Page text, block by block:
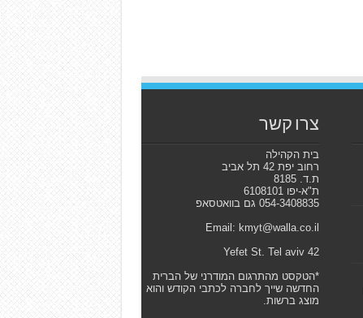
צרו קשר
בית הקהילה
רחוב יפת 42 תל אביב
ת.ד. 8185
ת"א-יפו 6108101
054-3408835 גם בוואטסאפ
Email: kmyt@walla.co.il
42 Yefet St. Tel aviv
*הטקסט מהתרגום המודרני של הברית
החדשה שייך לחברה לכתבי הקודש והוא
מוצג ברשות.